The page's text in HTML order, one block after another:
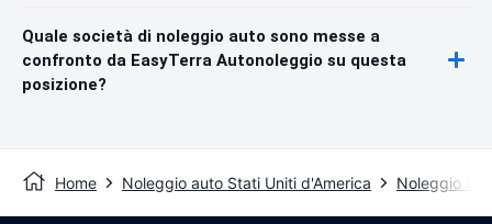
Quale società di noleggio auto sono messe a
confronto da EasyTerra Autonoleggio su questa
posizione?
Home Noleggio auto Stati Uniti d'America Noleggio